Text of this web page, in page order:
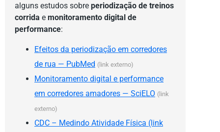
alguns estudos sobre periodização de treinos
corrida e monitoramento digital de
performance:
Efeitos da periodização em corredores
de rua — PubMed (link externo)
Monitoramento digital e performance
em corredores amadores — SciELO (link
externo)
CDC – Medindo Atividade Física (link